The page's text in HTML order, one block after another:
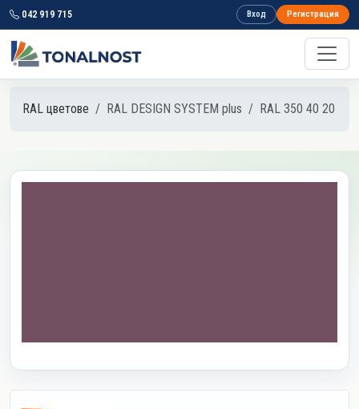
042 919 715 Вход Регистрация
RAL цветове RAL DESIGN SYSTEM plus RAL 350 40 20